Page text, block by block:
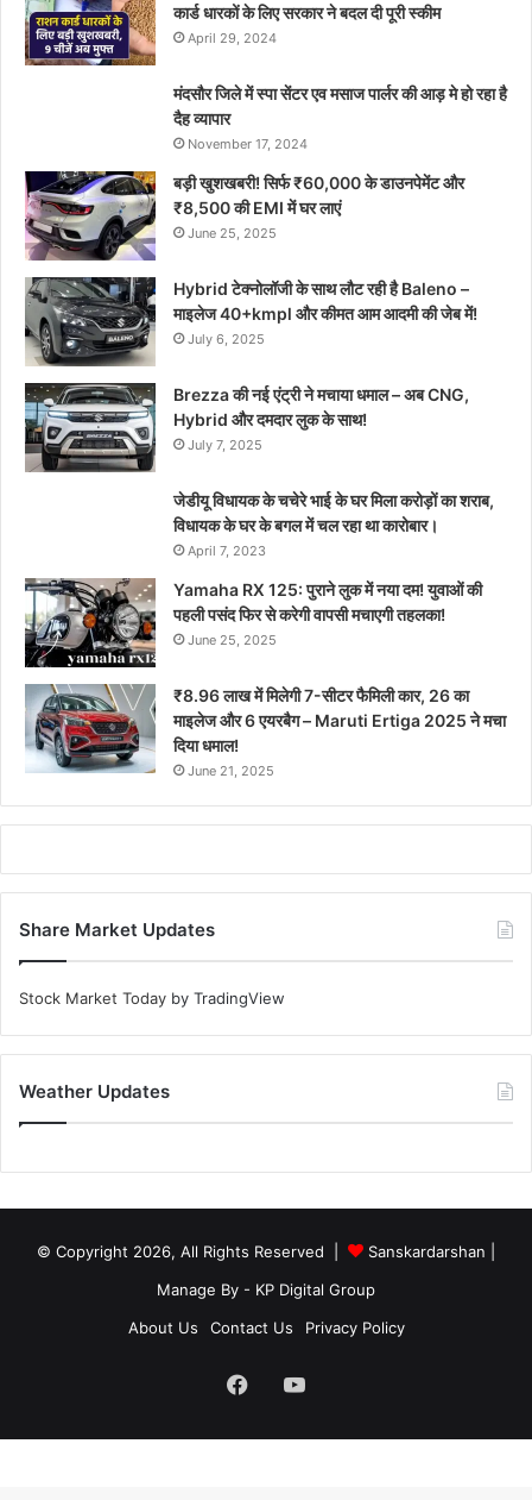
कार्ड धारकों के लिए सरकार ने बदल दी पूरी स्कीम
April 29, 2024
मंदसौर जिले में स्पा सेंटर एव मसाज पार्लर की आड़ मे हो रहा है
दैह व्यापार
November 17, 2024
बड़ी खुशखबरी! सिर्फ ₹60,000 के डाउनपेमेंट और
₹8,500 की EMI में घर लाएं
June 25, 2025
Hybrid टेक्नोलॉजी के साथ लौट रही है Baleno –
माइलेज 40+kmpl और कीमत आम आदमी की जेब में!
July 6, 2025
Brezza की नई एंट्री ने मचाया धमाल – अब CNG,
Hybrid और दमदार लुक के साथ!
July 7, 2025
जेडीयू विधायक के चचेरे भाई के घर मिला करोड़ों का शराब,
विधायक के घर के बगल में चल रहा था कारोबार।
April 7, 2023
Yamaha RX 125: पुराने लुक में नया दम! युवाओं की
पहली पसंद फिर से करेगी वापसी मचाएगी तहलका!
June 25, 2025
₹8.96 लाख में मिलेगी 7-सीटर फैमिली कार, 26 का
माइलेज और 6 एयरबैग – Maruti Ertiga 2025 ने मचा
दिया धमाल!
June 21, 2025
Share Market Updates
Stock Market Today by TradingView
Weather Updates
© Copyright 2026, All Rights Reserved | Sanskardarshan
Manage By - KP Digital Group
About Us
Contact Us Privacy Policy
FacebookYouTube